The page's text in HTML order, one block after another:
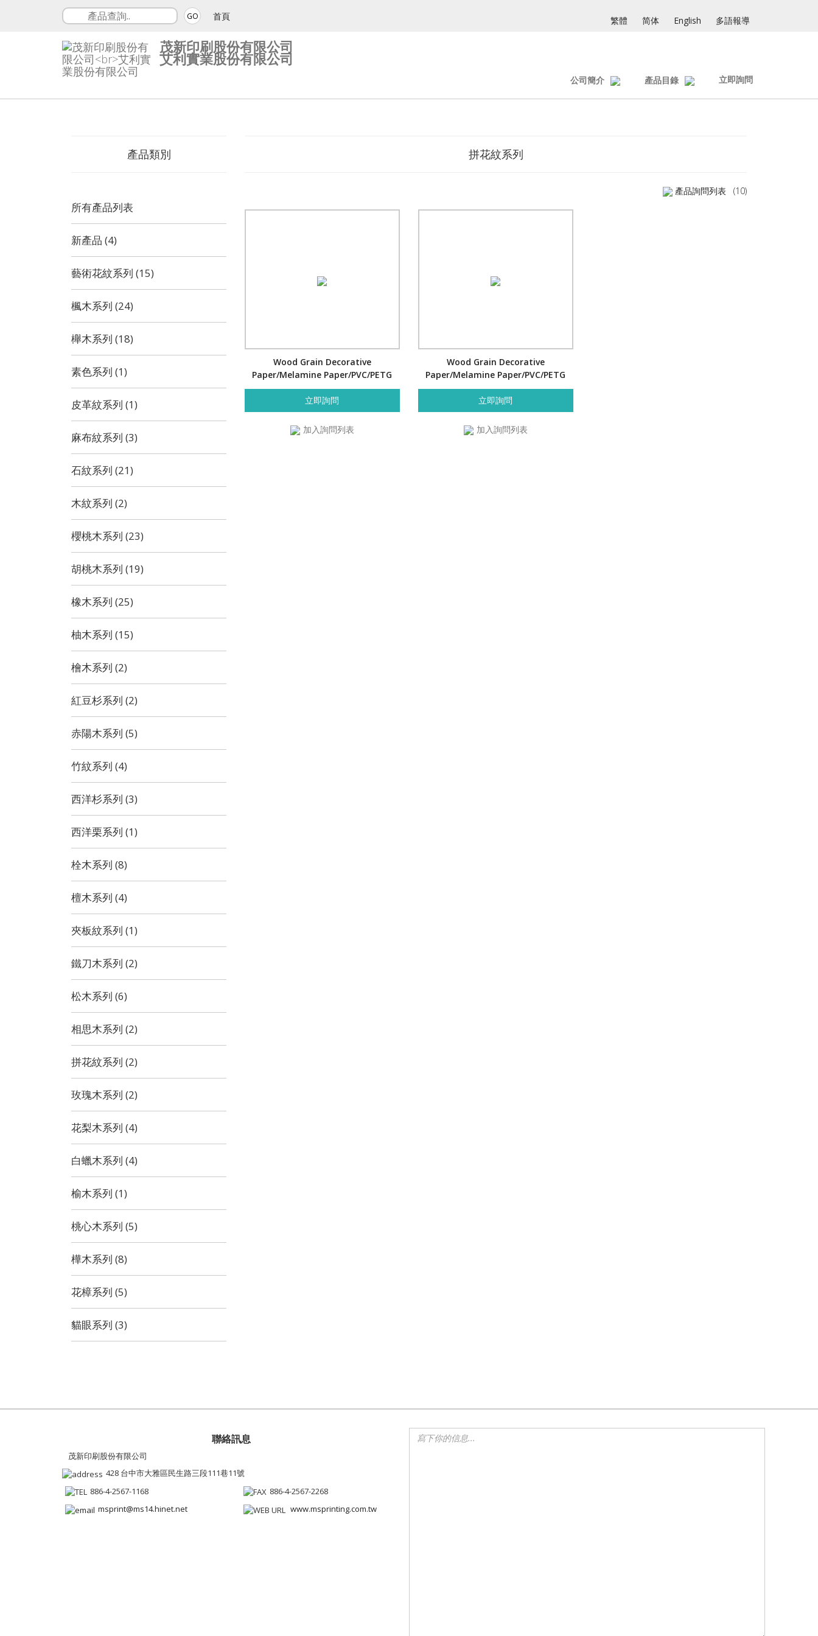
GO 首頁 繁體 简体 English 多語報導
茂新印刷股份有限公司
艾利實業股份有限公司
公司簡介 產品目錄 立即詢問
產品類別
所有產品列表
新產品 (4)
藝術花紋系列 (15)
楓木系列 (24)
櫸木系列 (18)
素色系列 (1)
皮革紋系列 (1)
麻布紋系列 (3)
石紋系列 (21)
木紋系列 (2)
櫻桃木系列 (23)
胡桃木系列 (19)
橡木系列 (25)
柚木系列 (15)
檜木系列 (2)
紅豆杉系列 (2)
赤陽木系列 (5)
竹紋系列 (4)
西洋杉系列 (3)
西洋栗系列 (1)
栓木系列 (8)
檀木系列 (4)
夾板紋系列 (1)
鐵刀木系列 (2)
松木系列 (6)
相思木系列 (2)
拼花紋系列 (2)
玫瑰木系列 (2)
花梨木系列 (4)
白蠟木系列 (4)
榆木系列 (1)
桃心木系列 (5)
樺木系列 (8)
花樟系列 (5)
貓眼系列 (3)
拼花紋系列
產品詢問列表 (10)
Wood Grain Decorative
Paper/Melamine Paper/PVC/PETG
Film- Oak Block
立即詢問
加入詢問列表
Wood Grain Decorative
Paper/Melamine Paper/PVC/PETG
Film- Sen Block
立即詢問
加入詢問列表
聯絡訊息
茂新印刷股份有限公司
428 台中市大雅區民生路三段111巷11號
886-4-2567-1168
886-4-2567-2268
msprint@ms14.hinet.net
www.msprinting.com.tw